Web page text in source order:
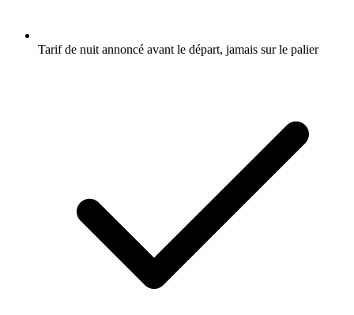
Tarif de nuit annoncé avant le départ, jamais sur le palier